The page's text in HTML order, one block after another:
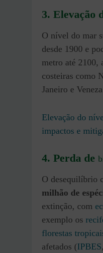
3. Elevação
O nível do mar
desde 1900 e
metro até 2100,
costeiras como
Janeiro e
Elevação do
impactos e
4. Perda de
O desequilíbrio
milhão de
extinção, com
exemplo os
florestas
afetados (IPBES